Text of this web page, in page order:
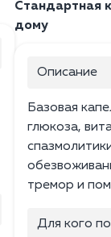
Стандартная
дому
Описание
Базовая
глюкоза,
тремор и
Для кого